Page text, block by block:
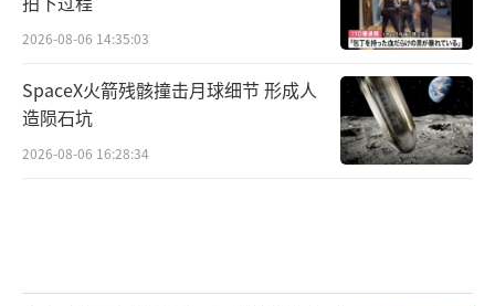
2026-08-06 14:35:03
SpaceX火箭残骸撞击月球细节 形成人
造陨石坑
2026-08-06 16:28:34